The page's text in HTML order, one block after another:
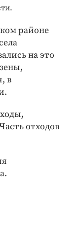
районе
на это
в
отходов